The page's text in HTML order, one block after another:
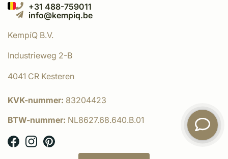
+31 488-759011
info@kempiq.be
KempíQ B.V.
Industrieweg 2-B
4041 CR Kesteren
KVK-nummer: 83204423
BTW-nummer: NL8627.68.640.B.01